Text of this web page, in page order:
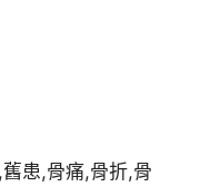
患,骨痛,骨折,骨